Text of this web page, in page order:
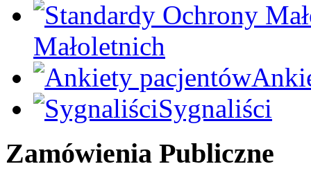
Małoletnich
Sygnaliści
Zamówienia Publiczne